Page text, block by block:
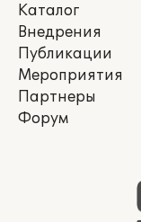
Каталог
Внедрения
Публикации
Мероприятия
Партнеры
Форум